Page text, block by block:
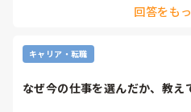
回答をも
キャリア・転職
なぜ今の仕事を選んだか、教え